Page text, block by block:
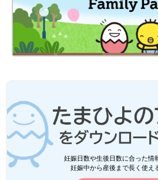
「くものすおやぶん とりものちょう」
妊娠日数や生後日数に合った情
妊娠中から産後まで長く使え